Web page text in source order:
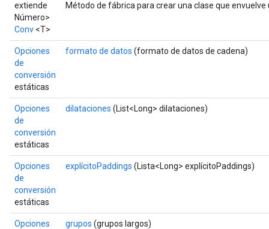
extiende
Número>
Conv <T>
Método de fábrica para crear una clase que envuelve
Opciones
de
conversión
estáticas
formato de datos (formato de datos de cadena)
Opciones
de
conversión
estáticas
dilataciones (List<Long> dilataciones)
Opciones
de
conversión
estáticas
explícitoPaddings (Lista<Long> explícitoPaddings)
Opciones
grupos (grupos largos)